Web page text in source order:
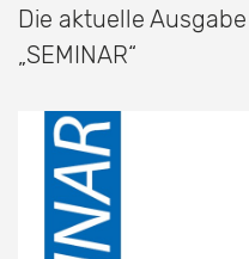
Die aktuelle
„SEMINAR“